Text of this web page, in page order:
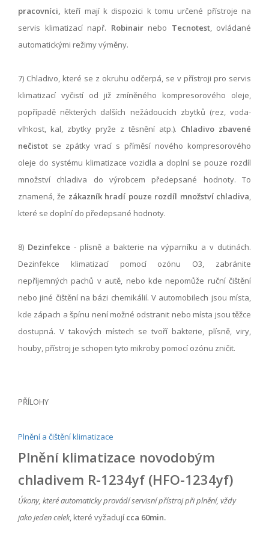
pracovníci, kteří mají k dispozici k tomu určené přístroje na
servis klimatizací např. Robinairnebo Tecnotest, ovládané
automatickými režimy výměny.
7) Chladivo, které se z okruhu odčerpá, se v přístroji pro servis
klimatizací vyčistí od již zmíněného kompresorového oleje,
popřípadě některých dalších nežádoucích zbytků (rez, voda-
vlhkost, kal, zbytky pryže z těsnění atp.). Chladivo zbavené
nečistot se zpátky vrací s příměsí nového kompresorového
oleje do systému klimatizace vozidla a doplní se pouze rozdíl
množství chladiva do výrobcem předepsané hodnoty. To
znamená, že zákazník hradí pouze rozdíl množství chladiva,
které se doplní do předepsané hodnoty.
8) Dezinfekce - plísně a bakterie na výparníku a v dutinách.
Dezinfekce klimatizací pomocí ozónu O3, zabránite
nepříjemných pachů v autě, nebo kde nepomůže ruční čištění
nebo jiné čištění na bázi chemikálií. V automobilech jsou místa,
kde zápach a špínu není možné odstranit nebo místa jsou těžce
dostupná. V takových místech se tvoří bakterie, plísně, viry,
houby, přístroj je schopen tyto mikroby pomocí ozónu zničit.
PŘÍLOHY
Plnění a čištění klimatizace
Plnění klimatizace novodobým
chladivem R-1234yf (HFO-1234yf)
Úkony, které automaticky provádí servisní přístroj při plnění, vždy
jako jeden celek, které vyžadují cca 60min.